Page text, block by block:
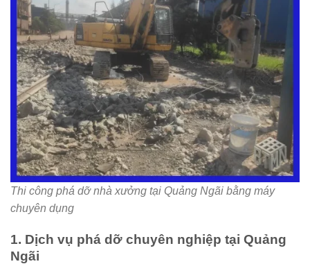
Thi công phá dỡ nhà xưởng tại Quảng Ngãi bằng máy
chuyên dụng
1. Dịch vụ phá dỡ chuyên nghiệp tại Quảng
Ngãi